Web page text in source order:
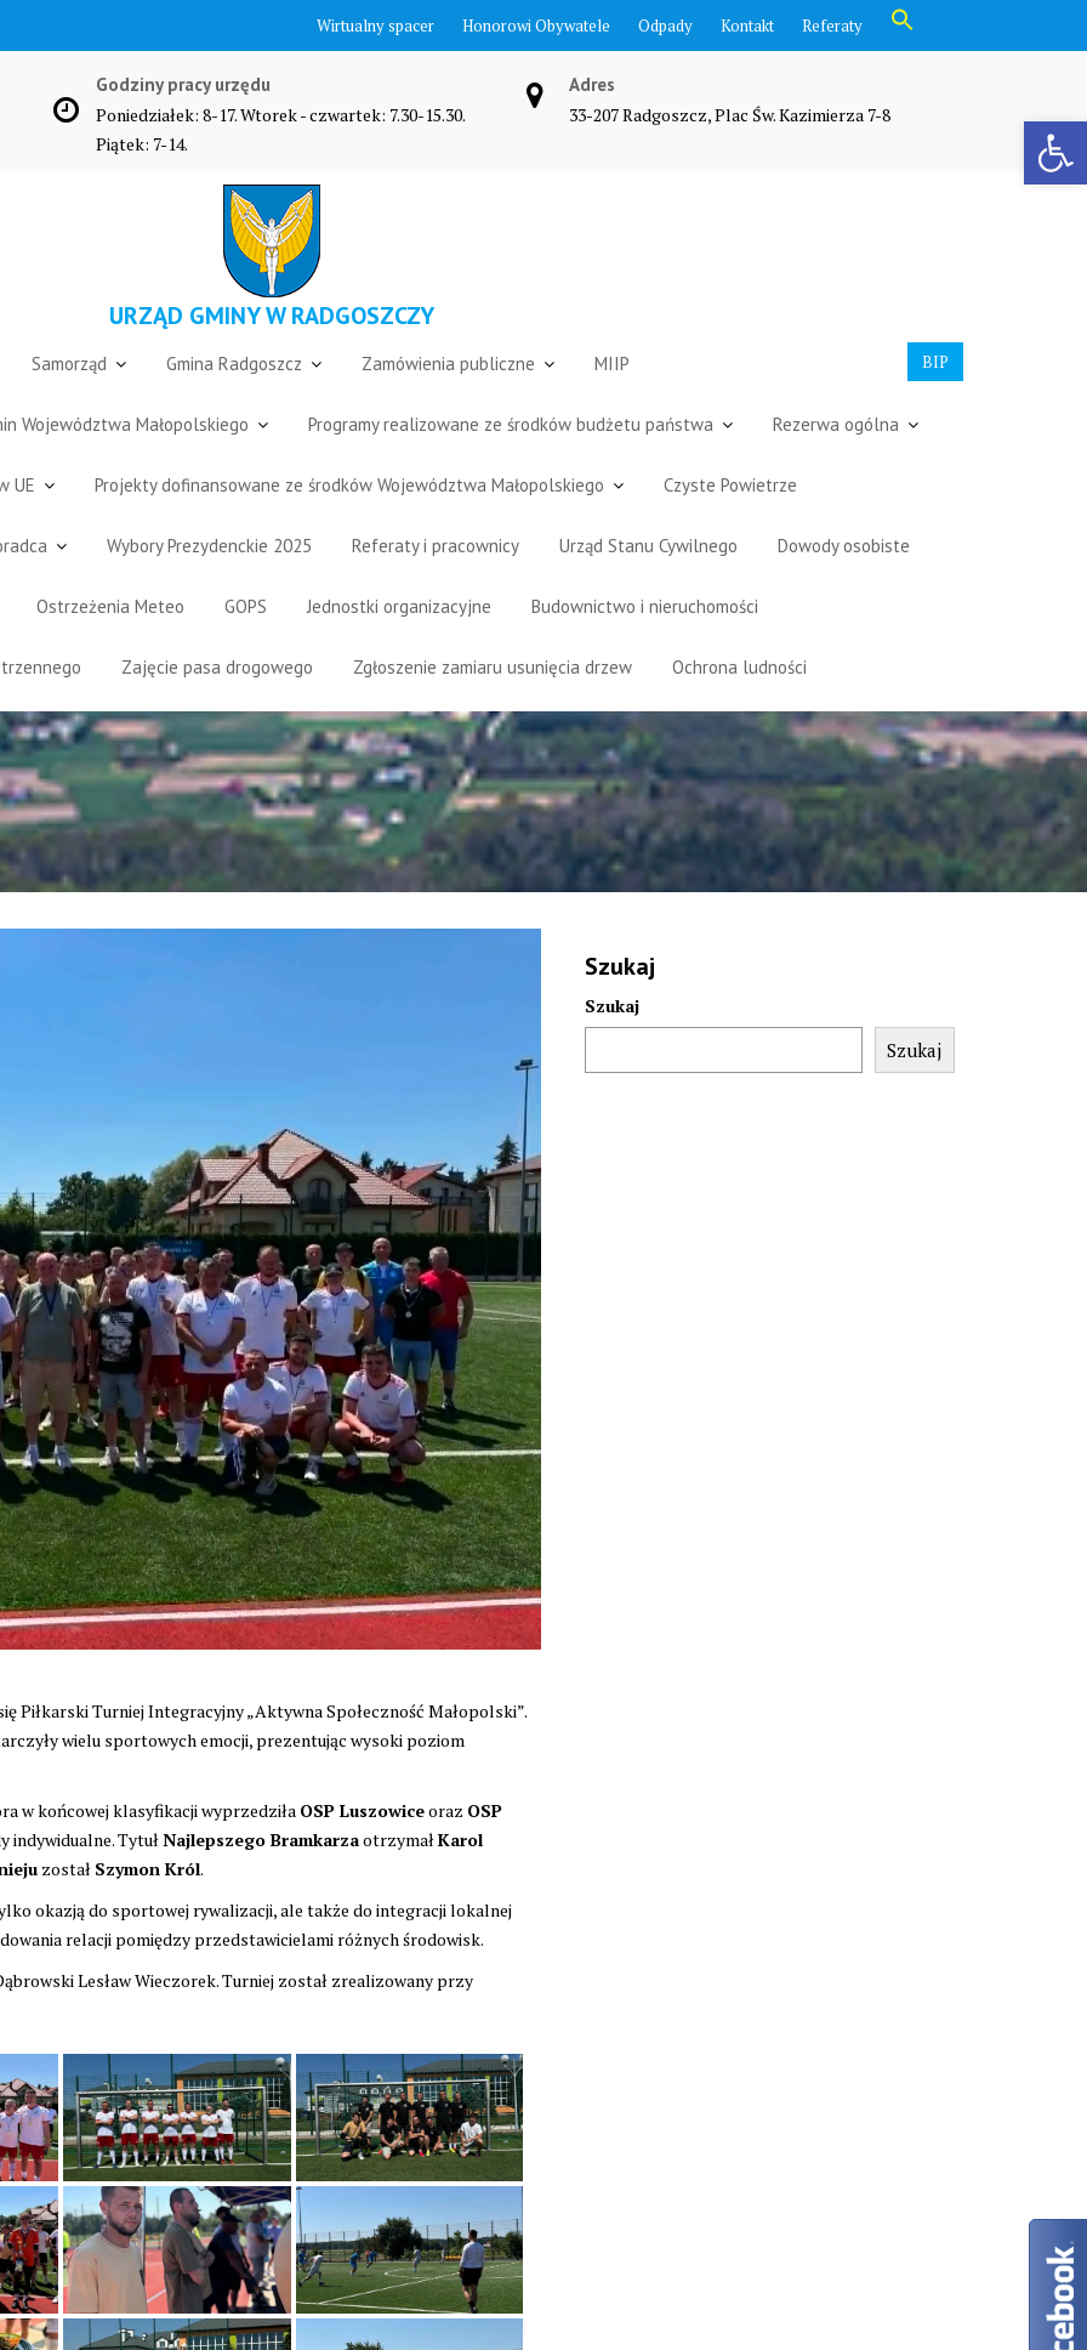
Otwórz pasek narzędzi
Wirtualny spacer Honorowi Obywatele Odpady Kontakt Referaty
Search Button
Godziny pracy urzędu
Poniedziałek: 8-17. Wtorek - czwartek: 7.30-15.30.
Piątek: 7-14.
Adres
33-207 Radgoszcz, Plac Św. Kazimierza 7-8
URZĄD GMINY W RADGOSZCZY
BIP
Samorząd Gmina Radgoszcz Zamówienia publiczne MIIP
Województwa Małopolskiego Programy realizowane ze środków budżetu państwa Rezerwa ogólna
UE Projekty dofinansowane ze środków Województwa Małopolskiego Czyste Powietrze
Wybory Prezydenckie 2025 Referaty i pracownicy Urząd Stanu Cywilnego Dowody osobiste
Ostrzeżenia Meteo GOPS Jednostki organizacyjne Budownictwo i nieruchomości
Zajęcie pasa drogowego Zgłoszenie zamiaru usunięcia drzew Ochrona ludności
Piłkarski Turniej Integracyjny „Aktywna Społeczność Małopolski”.
wielu sportowych emocji, prezentując wysoki poziom
w końcowej klasyfikacji wyprzedziła OSP Luszowiceoraz OSP
indywidualne. TytułNajlepszego BramkarzaotrzymałKarol
został Szymon Król.
okazją do sportowej rywalizacji, ale także do integracji lokalnej
relacji pomiędzy przedstawicielami różnych środowisk.
Lesław Wieczorek. Turniej został zrealizowany przy
Szukaj
Szukaj
Szukaj